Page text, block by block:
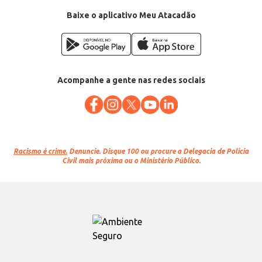
Baixe o aplicativo Meu Atacadão
Acompanhe a gente nas redes sociais
Racismo é crime. Denuncie. Disque 100 ou procure a Delegacia de Polícia
Civil mais próxima ou o Ministério Público.